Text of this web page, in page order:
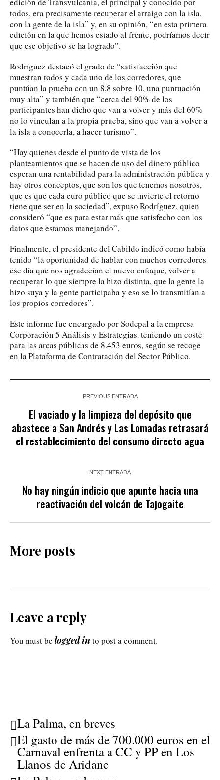
todos, era precisamente recuperar el arraigo con la isla,
con la gente de la isla” y, en su opinión, “en esta primera
edición en la que hemos estado al frente, podríamos decir
que ese objetivo se ha logrado”.
Rodríguez destacó el grado de “satisfacción que
muestran todos y cada uno de los corredores, que
puntúan la prueba con un 8,8 sobre 10, una puntuación
muy alta” y también que “cerca del 90% de los
participantes han dicho que van a volver y más del 60%
no lo vinculan a la propia prueba, sino que van a volver a
la isla a conocerla, a hacer turismo”.
“Hay quienes desde el punto de vista de los
planteamientos que se hacen de uso del dinero público
esperan una rentabilidad para la administración pública y
hay otros conceptos, que son los que tenemos nosotros,
que es que cada euro público que se invierte el retorno
tiene que ser en la sociedad”, expuso Rodríguez, quien
consideró “que es para estar más que satisfecho con los
datos que estamos manejando”.
Finalmente, el presidente del Cabildo indicó como había
tenido “la oportunidad de hablar con muchos corredores
ese día que nos agradecían el nuevo enfoque, volver a
recuperar lo que siempre la hizo distinta, que la gente la
hizo suya y la gente participaba y eso se lo transmitían a
los propios corredores”.
Este informe fue encargado por Sodepal a la empresa
Corporación 5 Análisis y Estrategias, teniendo un coste
para las arcas públicas de 8.453 euros, según se recoge
en la Plataforma de Contratación del Sector Público.
PREVIOUS ENTRADA
El vaciado y la limpieza del depósito que
abastece a San Andrés y Las Lomadas retrasará
el restablecimiento del consumo directo agua
NEXT ENTRADA
No hay ningún indicio que apunte hacia una
reactivación del volcán de Tajogaite
More posts
Leave a reply
You must be logged in to post a comment.
La Palma, en breves
El gasto de más de 700.000 euros en el
Carnaval enfrenta a CC y PP en Los
Llanos de Aridane